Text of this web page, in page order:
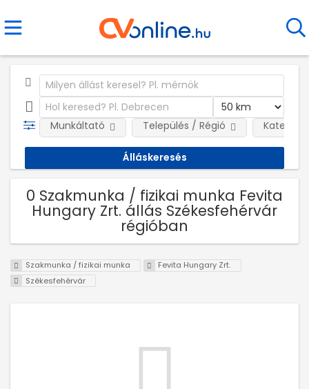
Munkáltató Település / Régió
0 Szakmunka / fizikai munka Fevita
Hungary Zrt. állás Székesfehérvár
régióban
Szakmunka / fizikai munka
Fevita Hungary Zrt.
Székesfehérvár